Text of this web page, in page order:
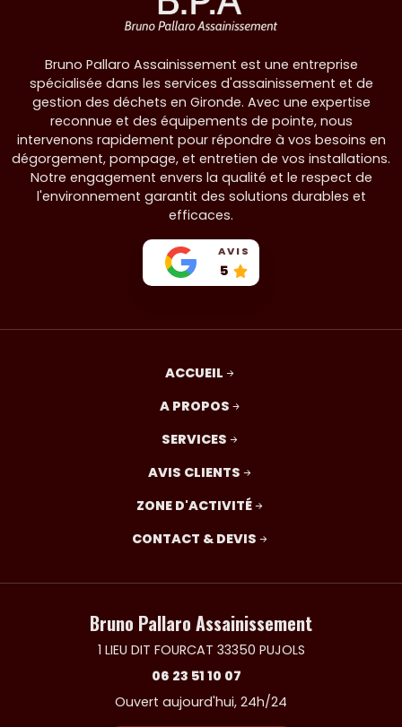
Bruno Pallaro Assainissement est une entreprise
spécialisée dans les services d'assainissement et de
gestion des déchets en Gironde. Avec une expertise
reconnue et des équipements de pointe, nous
intervenons rapidement pour répondre à vos besoins en
dégorgement, pompage, et entretien de vos installations.
Notre engagement envers la qualité et le respect de
l'environnement garantit des solutions durables et
efficaces.
AVIS
5
ACCUEIL
A PROPOS
SERVICES
AVIS CLIENTS
ZONE D'ACTIVITÉ
CONTACT & DEVIS
Bruno Pallaro Assainissement
1 LIEU DIT FOURCAT 33350 PUJOLS
06 23 51 10 07
Ouvert aujourd'hui, 24h/24